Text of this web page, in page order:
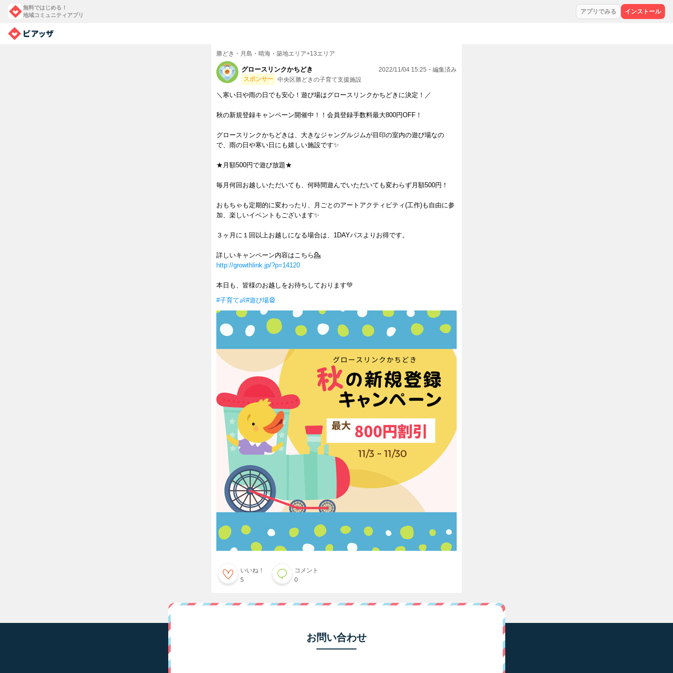
無料ではじめる！
地域コミュニティアプリ
アプリでみる インストール
勝どき・月島・晴海・築地エリア+13エリア
グロースリンクかちどき
スポンサー 中央区勝どきの子育て支援施設
2022/11/04 15:25・編集済み
＼寒い日や雨の日でも安心！遊び場はグロースリンクかちどきに決定！／
秋の新規登録キャンペーン開催中！！会員登録手数料最大800円OFF！
グロースリンクかちどきは、大きなジャングルジムが目印の室内の遊び場なの
で、雨の日や寒い日にも嬉しい施設です✨
★月額500円で遊び放題★
毎月何回お越しいただいても、何時間遊んでいただいても変わらず月額500円！
おもちゃも定期的に変わったり、月ごとのアートアクティビティ(工作)も自由に参
加、楽しいイベントもございます✨
３ヶ月に１回以上お越しになる場合は、1DAYパスよりお得です。
詳しいキャンペーン内容はこちら💁
http://growthlink.jp/?p=14120
本日も、皆様のお越しをお待ちしております💚
#子育て👶#遊び場🎡
いいね！
5
コメント
0
お問い合わせ